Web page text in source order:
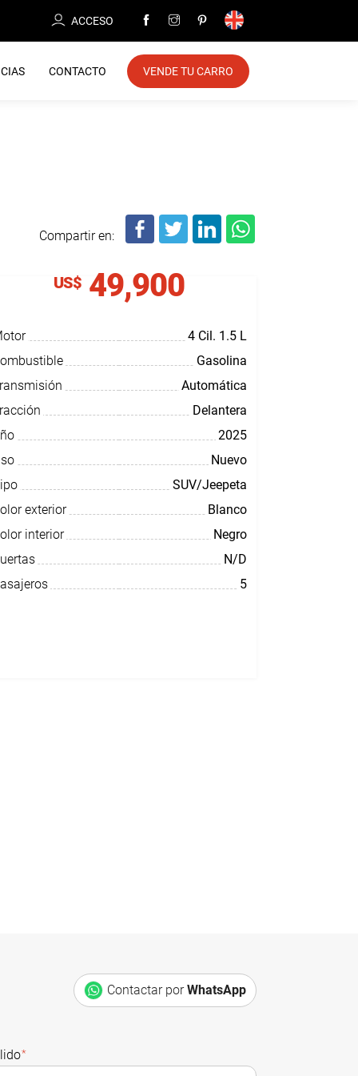
ACCESO
CONTACTO VENDE TU CARRO
Compartir en:
US$ 49,900
4 Cil. 1.5 L
Gasolina
Automática
Delantera
2025
Nuevo
SUV/Jeepeta
exterior
Blanco
interior
Negro
N/D
5
Contactar porWhatsApp
*